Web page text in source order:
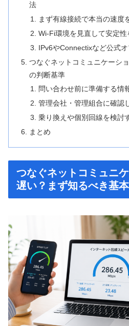
法
まず有線接続で本当の速度
Wi-Fi環境を見直して安定性
IPv6やConnectixなど公式
つなぐネットコミュニケーシ
の判断基準
問い合わせ前に準備する情
管理会社・管理組合に確認
乗り換えや個別回線を検討
まとめ
つなぐネットコミュニ
遅い？まず知るべき基本